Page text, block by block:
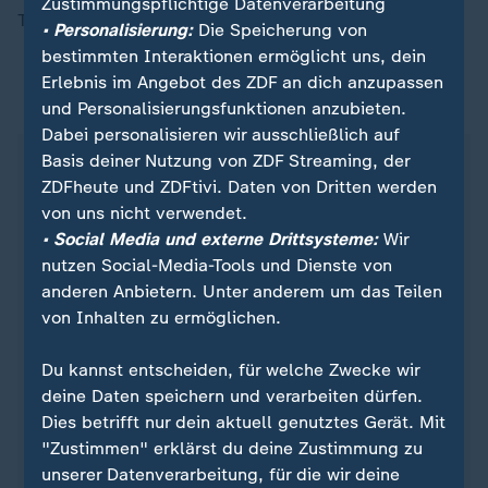
Therese Lohner.
ZDFheute auf WhatsApp
Quelle: dpa
• Personalisierung:Die Speicherung von
bestimmten Interaktionen ermöglicht uns, dein
Erlebnis im Angebot des ZDF an dich anzupassen
und Personalisierungsfunktionen anzubieten.
Dabei personalisieren wir ausschließlich auf
Basis deiner Nutzung von ZDF Streaming, der
ZDFheute und ZDFtivi. Daten von Dritten werden
von uns nicht verwendet.
• Social Media und externe Drittsysteme:Wir
nutzen Social-Media-Tools und Dienste von
anderen Anbietern. Unter anderem um das Teilen
von Inhalten zu ermöglichen.
Du kannst entscheiden, für welche Zwecke wir
deine Daten speichern und verarbeiten dürfen.
Dies betrifft nur dein aktuell genutztes Gerät. Mit
"Zustimmen" erklärst du deine Zustimmung zu
unserer Datenverarbeitung, für die wir deine